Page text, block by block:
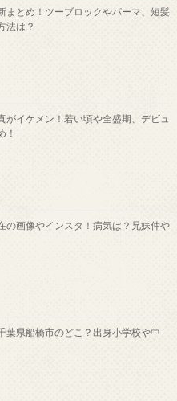
まとめ！ツーブロックやパーマ、短髪
法は？
がイケメン！若い頃や全盛期、デビュ
！
の画像やインスタ！病気は？兄妹仲や
葉県船橋市のどこ？出身小学校や中